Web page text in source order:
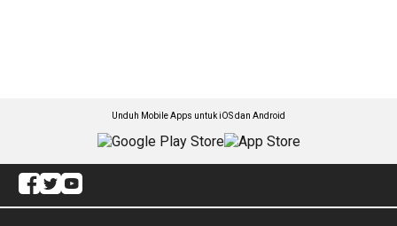
Unduh Mobile Apps untuk iOS dan Android